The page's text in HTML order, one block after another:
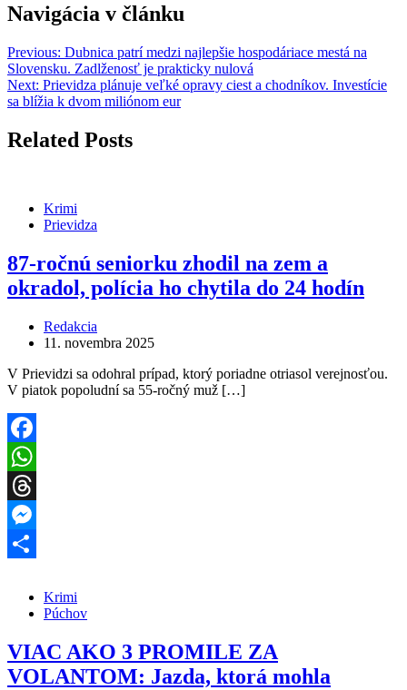
Navigácia v článku
Previous: Dubnica patrí medzi najlepšie hospodáriace mestá na
Slovensku. Zadlženosť je prakticky nulová
Next: Prievidza plánuje veľké opravy ciest a chodníkov. Investície
sa blížia k dvom miliónom eur
Related Posts
Krimi
Prievidza
87-ročnú seniorku zhodil na zem a
okradol, polícia ho chytila do 24 hodín
Redakcia
11. novembra 2025
V Prievidzi sa odohral prípad, ktorý poriadne otriasol verejnosťou.
V piatok popoludní sa 55-ročný muž […]
Facebook
WhatsApp
Threads
Messenger
Krimi
Púchov
VIAC AKO 3 PROMILE ZA
VOLANTOM: Jazda, ktorá mohla